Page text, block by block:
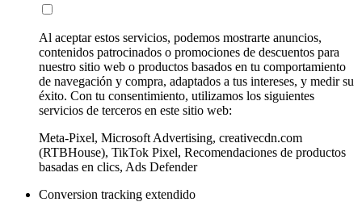
Al aceptar estos servicios, podemos mostrarte anuncios,
contenidos patrocinados o promociones de descuentos para
nuestro sitio web o productos basados en tu comportamiento
de navegación y compra, adaptados a tus intereses, y medir su
éxito. Con tu consentimiento, utilizamos los siguientes
servicios de terceros en este sitio web:
Meta-Pixel, Microsoft Advertising, creativecdn.com
(RTBHouse), TikTok Pixel, Recomendaciones de productos
basadas en clics, Ads Defender
Conversion tracking extendido